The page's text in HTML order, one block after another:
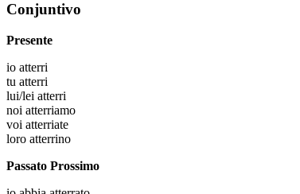
Conjuntivo
Presente
io atterri
tu atterri
lui/lei atterri
noi atterriamo
voi atterriate
loro atterrino
Passato Prossimo